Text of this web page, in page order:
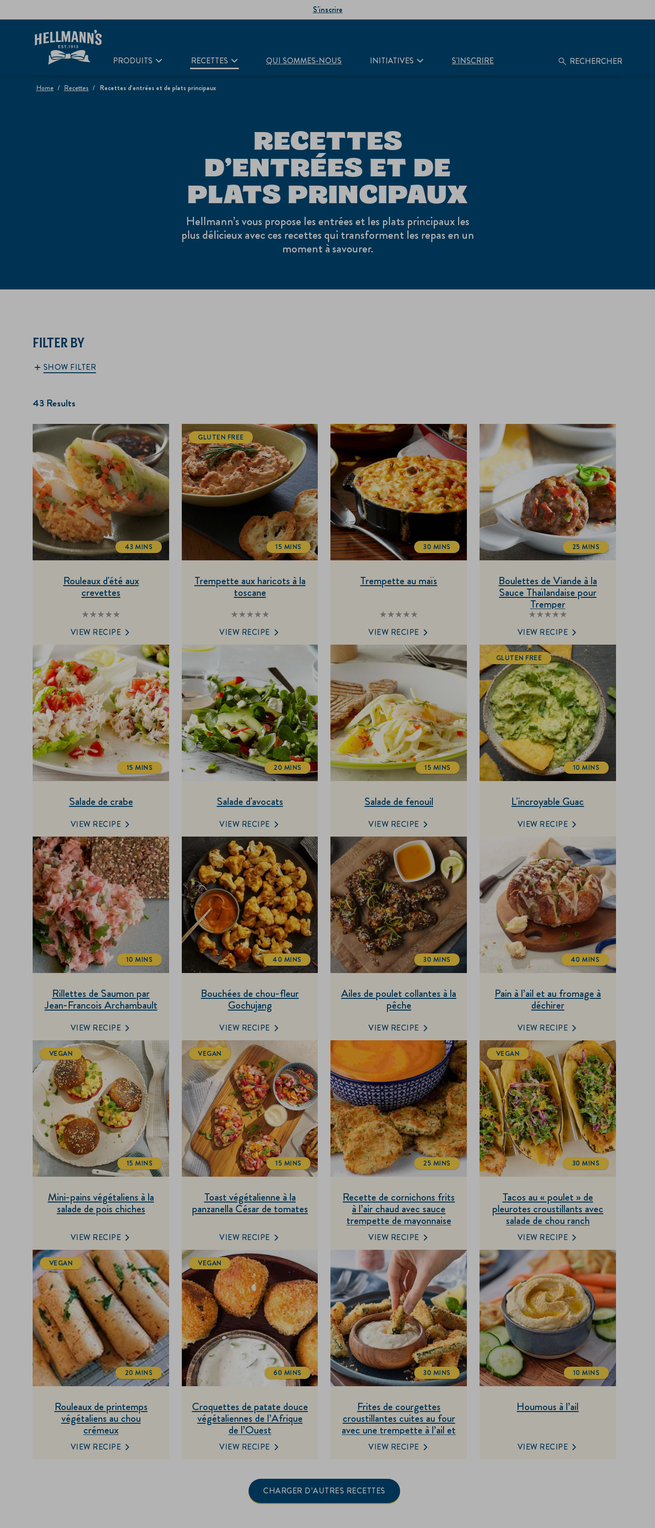
S'inscrire
PRODUITS RECETTES QUI SOMMES-NOUS INITIATIVES S'INSCRIRE RECHERCHER
Home Recettes Recettes d’entrées et de plats principaux
RECETTES
D’ENTRÉES ET DE
PLATS PRINCIPAUX
Hellmann’s vous propose les entrées et les plats principaux les
plus délicieux avec ces recettes qui transforment les repas en un
moment à savourer.
FILTER BY
SHOW FILTER
43 Results
Aucune
soumise
pour
ce
recipe
Rouleaux d'été aux
crevettes
TOTALTIME
43 MINS
VIEW RECIPE
Aucune
soumise
pour
Trempette aux haricots à la
toscane
GLUTEN FREE
TOTALTIME
15 MINS
VIEW RECIPE
Aucune
soumise
pour
ce
recipe
Trempette au maïs
TOTALTIME
30 MINS
VIEW RECIPE
Aucune
soumise
pour
ce
recipe
Boulettes de Viande à la
Sauce Thaïlandaise pour
Tremper
TOTALTIME
25 MINS
VIEW RECIPE
Salade de crabe
TOTALTIME
15 MINS
VIEW RECIPE
Salade d'avocats
TOTALTIME
20 MINS
VIEW RECIPE
Salade de fenouil
TOTALTIME
15 MINS
VIEW RECIPE
L'incroyable Guac
GLUTEN FREE
TOTALTIME
10 MINS
VIEW RECIPE
Rillettes de Saumon par
Jean-Francois Archambault
TOTALTIME
10 MINS
VIEW RECIPE
Bouchées de chou-fleur
Gochujang
TOTALTIME
40 MINS
VIEW RECIPE
Ailes de poulet collantes à la
pêche
TOTALTIME
30 MINS
VIEW RECIPE
Pain à l’ail et au fromage à
déchirer
TOTALTIME
40 MINS
VIEW RECIPE
Mini-pains végétaliens à la
salade de pois chiches
VEGAN
TOTALTIME
15 MINS
VIEW RECIPE
Toast végétalienne à la
panzanella César de tomates
VEGAN
TOTALTIME
15 MINS
VIEW RECIPE
Recette de cornichons frits
à l’air chaud avec sauce
trempette de mayonnaise
épicée
TOTALTIME
25 MINS
VIEW RECIPE
Tacos au « poulet » de
pleurotes croustillants avec
salade de chou ranch
végétalienne
VEGAN
TOTALTIME
30 MINS
VIEW RECIPE
Rouleaux de printemps
végétaliens au chou
crémeux
VEGAN
TOTALTIME
20 MINS
VIEW RECIPE
Croquettes de patate douce
végétaliennes de l’Afrique
de l’Ouest
VEGAN
TOTALTIME
60 MINS
VIEW RECIPE
Frites de courgettes
croustillantes cuites au four
avec une trempette à l’ail et
aux herbes
TOTALTIME
30 MINS
VIEW RECIPE
Houmous à l’ail
TOTALTIME
10 MINS
VIEW RECIPE
CHARGER D’AUTRES RECETTES